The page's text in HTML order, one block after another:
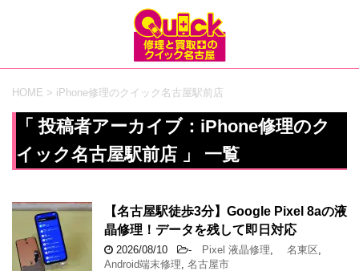
HOME > iPhone修理のクイック名古屋駅前店
「 投稿者アーカイブ：iPhone修理のク
イック名古屋駅前店 」 一覧
【名古屋駅徒歩3分】Google Pixel 8aの液
晶修理！データを残して即日対応
2026/08/10 - Pixel 液晶修理 名東区
Android端末修理 名古屋市